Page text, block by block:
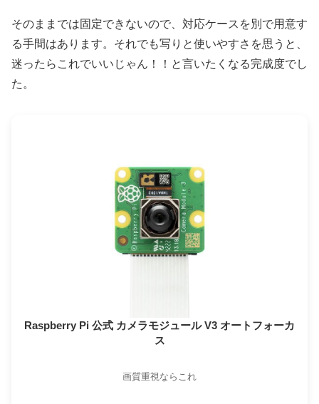
そのままでは固定できないので、対応ケースを別で用意す
る手間はあります。それでも写りと使いやすさを思うと、
迷ったらこれでいいじゃん！！と言いたくなる完成度でし
た。
Raspberry Pi 公式 カメラモジュール V3 オートフォーカ
ス
画質重視ならこれ